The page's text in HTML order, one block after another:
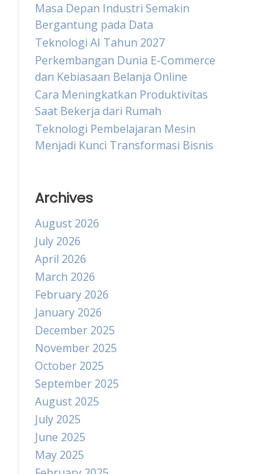
Masa Depan Industri Semakin
Bergantung pada Data
Teknologi AI Tahun 2027
Perkembangan Dunia E-Commerce
dan Kebiasaan Belanja Online
Cara Meningkatkan Produktivitas
Saat Bekerja dari Rumah
Teknologi Pembelajaran Mesin
Menjadi Kunci Transformasi Bisnis
Archives
August 2026
July 2026
April 2026
March 2026
February 2026
January 2026
December 2025
November 2025
October 2025
September 2025
August 2025
July 2025
June 2025
May 2025